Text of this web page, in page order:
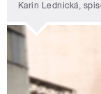
Karin Lednická,